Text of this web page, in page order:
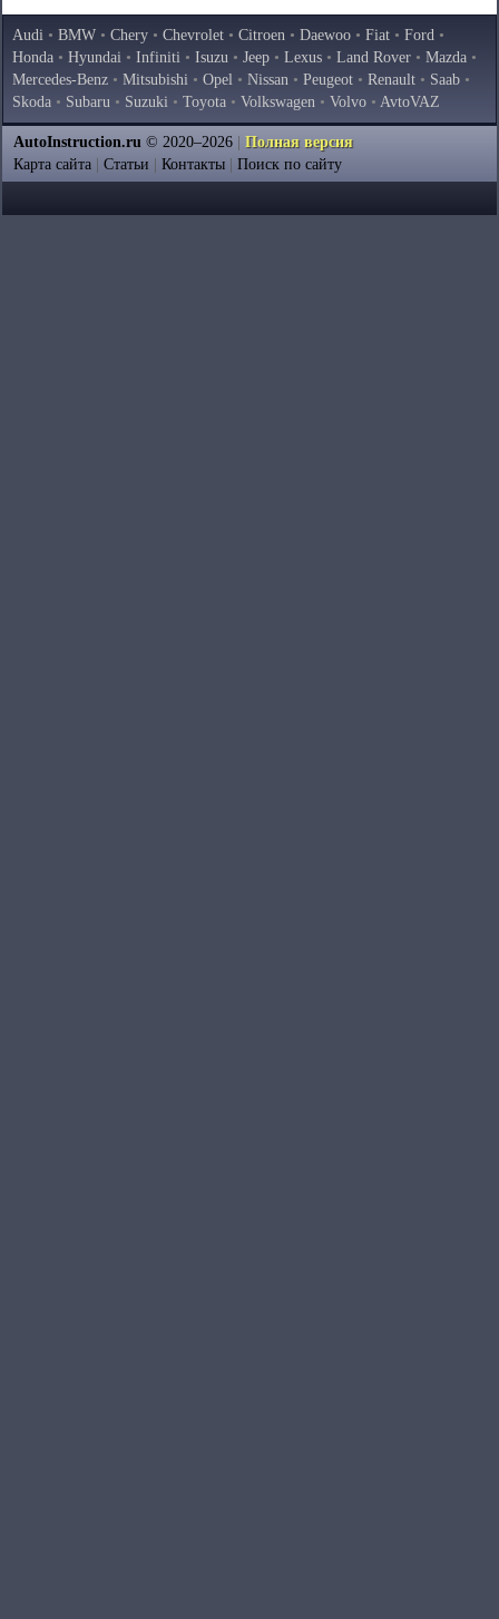
Audi • BMW • Chery • Chevrolet • Citroen • Daewoo • Fiat • Ford •
Honda • Hyundai • Infiniti • Isuzu • Jeep • Lexus • Land Rover • Mazda •
Mercedes-Benz • Mitsubishi • Opel • Nissan • Peugeot • Renault • Saab •
Skoda • Subaru • Suzuki • Toyota • Volkswagen • Volvo • AvtoVAZ
AutoInstruction.ru © 2020–2026
Полная версия
Карта сайта
Статьи Контакты Поиск по сайту